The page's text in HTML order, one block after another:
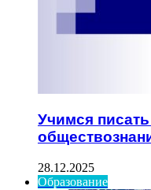
Учимся
28.12.2025
Образование